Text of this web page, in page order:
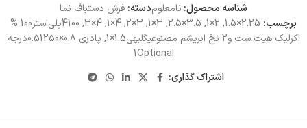
شناسه محصول: نامعلومدسته: فرش دستباف نما
برچسب: 2.25×1.5
,
2×1
,
3.5×2.5
,
3×1
,
3×2
,
4×1
,
4×3
,
4100پلی‌استر100 %
اکرلیک هیت ست و2 نخ ابریشم مصنوعیگلبهی1.5×1
,
پادری 0.8×0.51250درجه
1Optional
اشتراک گذاری: